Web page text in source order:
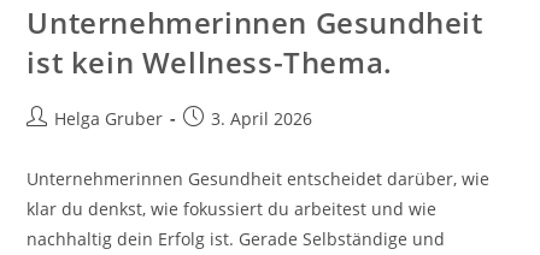
Unternehmerinnen Gesundheit
ist kein Wellness-Thema.
Beitrags-
Helga Gruber
Beitrag3. April 2026
Unternehmerinnen Gesundheit entscheidet darüber, wie
klar du denkst, wie fokussiert du arbeitest und wie
nachhaltig dein Erfolg ist. Gerade Selbständige und